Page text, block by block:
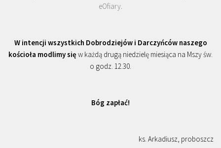
eOfiary.
W intencji wszystkich Dobrodziejów i Darczyńców naszego
kościoła modlimy się w każdą drugą niedzielę miesiąca na Mszy św.
o godz. 12.30.
Bóg zapłać!
ks. Arkadiusz, proboszcz